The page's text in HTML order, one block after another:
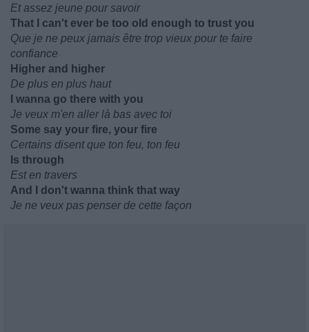
Et assez jeune pour savoir
That I can't ever be too old enough to trust you
Que je ne peux jamais être trop vieux pour te faire
confiance
Higher and higher
De plus en plus haut
I wanna go there with you
Je veux m'en aller là bas avec toi
Some say your fire, your fire
Certains disent que ton feu, ton feu
Is through
Est en travers
And I don't wanna think that way
Je ne veux pas penser de cette façon